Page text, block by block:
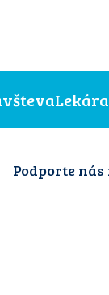
Podporte nás